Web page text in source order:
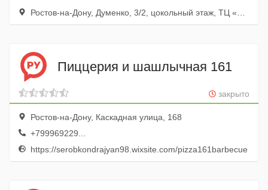
Ростов-на-Дону, Думенко, 3/2, цокольный этаж, ТЦ «Пчелка»
Пиццерия и шашлычная 161
закрыто
Ростов-на-Дону, Каскадная улица, 168
+799969229...
https://serobkondrajyan98.wixsite.com/pizza161barbecue